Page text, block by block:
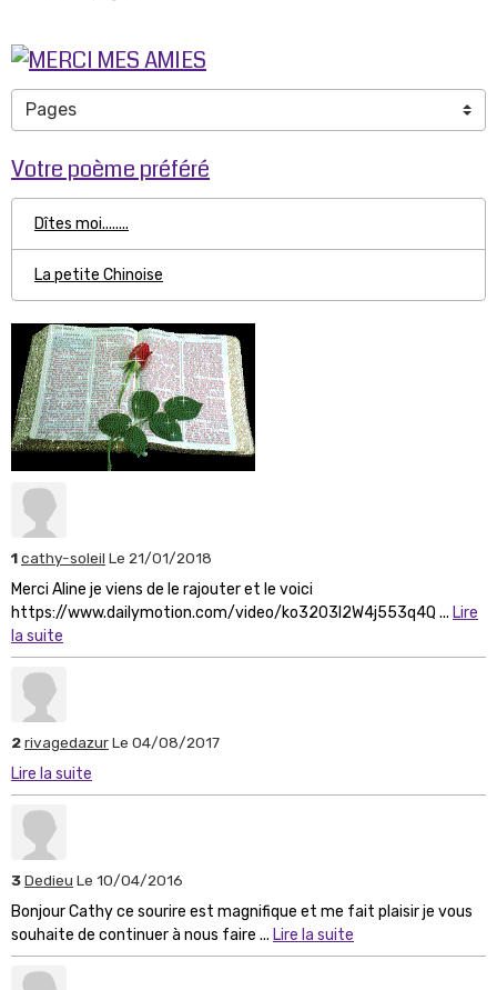
Votre poème préféré
Dîtes moi........
La petite Chinoise
1cathy-soleil Le 21/01/2018
Merci Aline je viens de le rajouter et le voici
https://www.dailymotion.com/video/ko3203l2W4j553q4Q ... Lire
la suite
2rivagedazurLe 04/08/2017
Lire la suite
3Dedieu Le 10/04/2016
Bonjour Cathy ce sourire est magnifique et me fait plaisir je vous
souhaite de continuer à nous faire ... Lire la suite